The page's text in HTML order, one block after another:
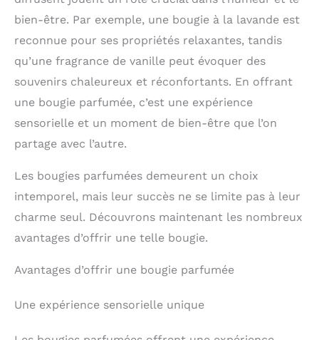
bien-être. Par exemple, une bougie à la lavande est
reconnue pour ses propriétés relaxantes, tandis
qu’une fragrance de vanille peut évoquer des
souvenirs chaleureux et réconfortants. En offrant
une bougie parfumée, c’est une expérience
sensorielle et un moment de bien-être que l’on
partage avec l’autre.
Les bougies parfumées demeurent un choix
intemporel, mais leur succès ne se limite pas à leur
charme seul. Découvrons maintenant les nombreux
avantages d’offrir une telle bougie.
Avantages d’offrir une bougie parfumée
Une expérience sensorielle unique